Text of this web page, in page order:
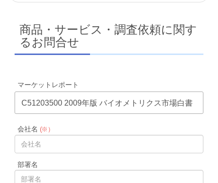
商品・サービス・調査依頼に関す
るお問合せ
マーケットレポート
C51203500 2009年版 バイオメトリクス市場白書
会社名 (※）
部署名